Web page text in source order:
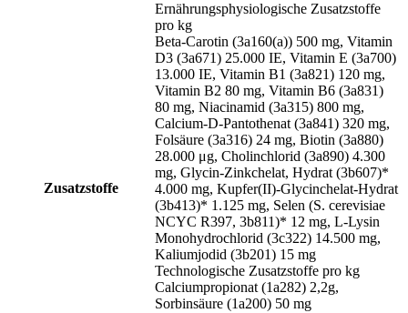
Zusatzstoffe
Ernährungsphysiologische Zusatzstoffe
pro kg
Beta-Carotin (3a160(a)) 500 mg, Vitamin
D3 (3a671) 25.000 IE, Vitamin E (3a700)
13.000 IE, Vitamin B1 (3a821) 120 mg,
Vitamin B2 80 mg, Vitamin B6 (3a831)
80 mg, Niacinamid (3a315) 800 mg,
Calcium-D-Pantothenat (3a841) 320 mg,
Folsäure (3a316) 24 mg, Biotin (3a880)
28.000 μg, Cholinchlorid (3a890) 4.300
mg, Glycin-Zinkchelat, Hydrat (3b607)*
4.000 mg, Kupfer(II)-Glycinchelat-Hydrat
(3b413)* 1.125 mg, Selen (S. cerevisiae
NCYC R397, 3b811)* 12 mg, L-Lysin
Monohydrochlorid (3c322) 14.500 mg,
Kaliumjodid (3b201) 15 mg
Technologische Zusatzstoffe pro kg
Calciumpropionat (1a282) 2,2g,
Sorbinsäure (1a200) 50 mg